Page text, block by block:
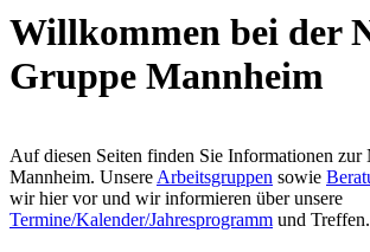
Willkommen bei der
Gruppe Mannheim
Auf diesen Seiten finden Sie Informationen
Mannheim. Unsere Arbeitsgruppen sowie
wir hier vor und wir informieren über unsere
Termine/Kalender/Jahresprogramm und Treffen.